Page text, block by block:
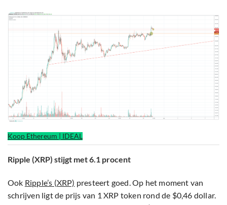
Koop Ethereum | IDEAL
Ripple (XRP) stijgt met 6.1 procent
Ook Ripple’s (XRP) presteert goed. Op het moment van
schrijven ligt de prijs van 1 XRP token rond de $0,46 dollar.